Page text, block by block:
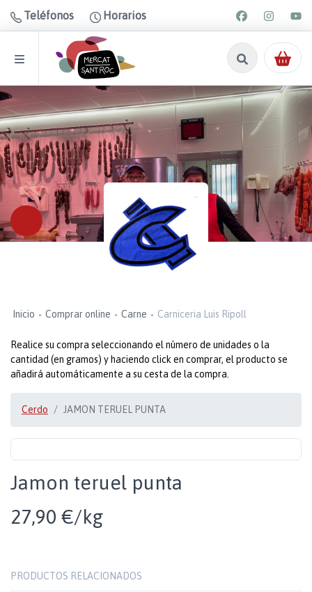
Teléfonos Horarios
Inicio Comprar online Carne Carniceria Luis Ripoll
Realice su compra seleccionando el número de unidades o la
cantidad (en gramos) y haciendo click en comprar, el producto se
añadirá automáticamente a su cesta de la compra.
Cerdo JAMON TERUEL PUNTA
Jamon teruel punta
27,90 €/kg
PRODUCTOS RELACIONADOS